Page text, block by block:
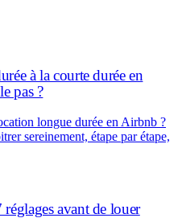
à la courte durée en
pas ?
longue durée en Airbnb ?
sereinement, étape par étape,
avant de louer